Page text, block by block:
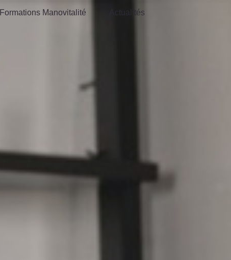
Formations Manovitalité Actualités
Formations Manovitalité Actualités